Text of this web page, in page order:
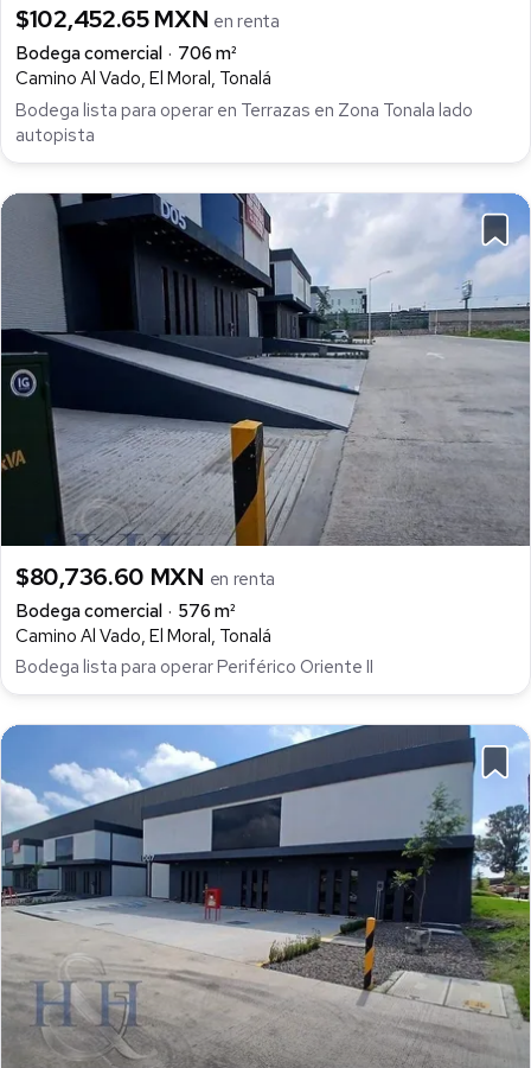
$102,452.65 MXN en renta
Bodega comercial
706 m²
Camino Al Vado, El Moral, Tonalá
Bodega lista para operar en Terrazas en Zona Tonala lado
autopista
$80,736.60 MXN en renta
Bodega comercial
576 m²
Camino Al Vado, El Moral, Tonalá
Bodega lista para operar Periférico Oriente II